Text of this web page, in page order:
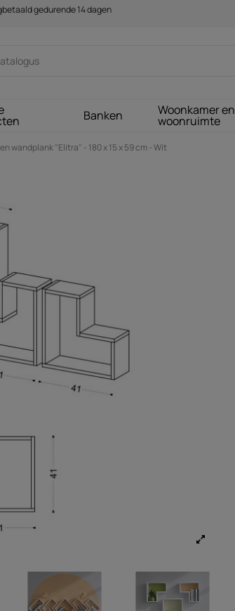
gedurende 14 dagen
Banken Woonkamer en
woonruimte
wandplank "Elitra" - 180 x 15 x 59 cm - Wit